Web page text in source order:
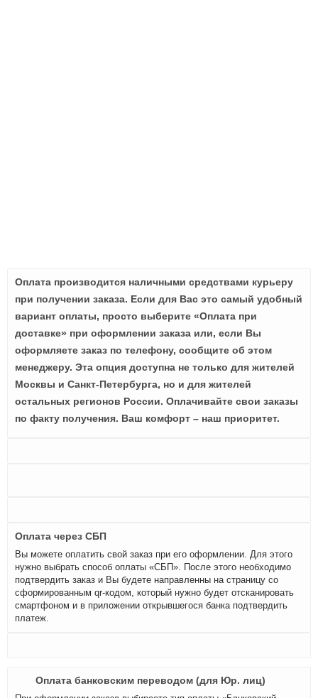
Оплата производится наличными средствами курьеру
при получении заказа. Если для Вас это самый удобный
вариант оплаты, просто выберите «Оплата при
доставке» при оформлении заказа или, если Вы
оформляете заказ по телефону, сообщите об этом
менеджеру. Эта опция доступна не только для жителей
Москвы и Санкт-Петербурга, но и для жителей
остальных регионов России. Оплачивайте свои заказы
по факту получения. Ваш комфорт – наш приоритет.
Оплата через СБП
Вы можете оплатить свой заказ при его оформлении. Для этого
нужно выбрать способ оплаты «СБП». После этого необходимо
подтвердить заказ и Вы будете направленны на страницу со
сформированным qr-кодом, который нужно будет отсканировать
смартфоном и в приложении открывшегося банка подтвердить
платеж.
Оплата банковским переводом (для Юр. лиц)